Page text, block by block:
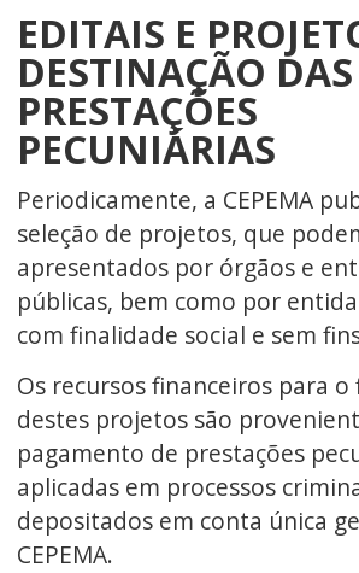
EDITAIS E
DESTINAÇÃO DAS
PRESTAÇÕES
PECUNIÁRIAS
Periodicamente, a CEPEMA
seleção de projetos, que
apresentados por órgãos e
públicas, bem como por
com finalidade social e sem
Os recursos financeiros para
destes projetos são
pagamento de prestações
aplicadas em processos
depositados em conta única
CEPEMA.